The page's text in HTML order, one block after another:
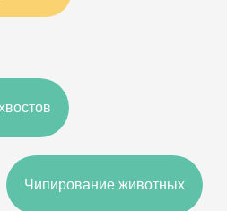
Чипирование животных